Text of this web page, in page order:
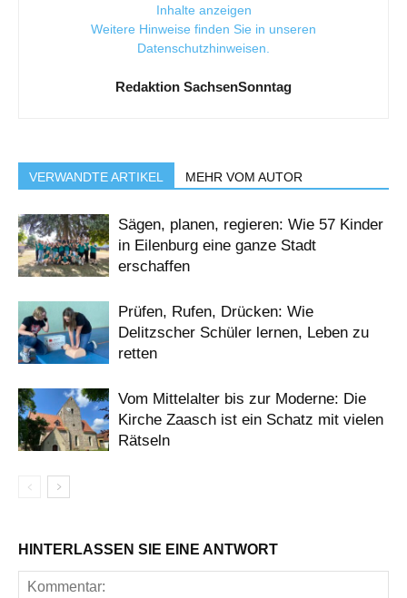
Inhalte anzeigen
Weitere Hinweise finden Sie in unseren
Datenschutzhinweisen.
Redaktion SachsenSonntag
VERWANDTE ARTIKEL MEHR VOM AUTOR
Sägen, planen, regieren: Wie 57 Kinder
in Eilenburg eine ganze Stadt
erschaffen
Prüfen, Rufen, Drücken: Wie
Delitzscher Schüler lernen, Leben zu
retten
Vom Mittelalter bis zur Moderne: Die
Kirche Zaasch ist ein Schatz mit vielen
Rätseln
HINTERLASSEN SIE EINE ANTWORT